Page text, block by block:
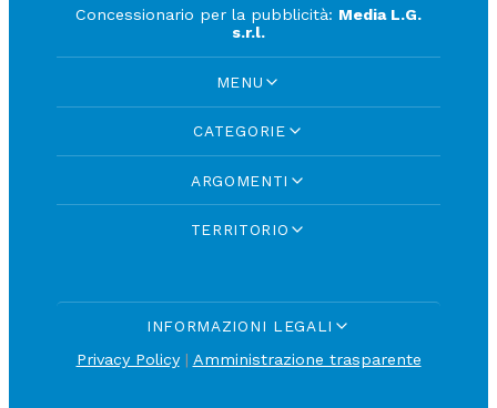
Concessionario per la pubblicità: Media L.G.
s.r.l.
MENU
CATEGORIE
ARGOMENTI
TERRITORIO
INFORMAZIONI LEGALI
Privacy Policy| Amministrazione trasparente